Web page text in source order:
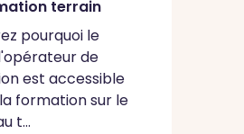
terrain
pourquoi le
de
est accessible
formation sur le
t...